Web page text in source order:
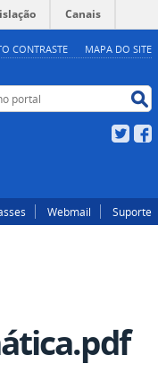
CONTRASTE MAPA DO SITE
Canais
Twitter
Webmail Suporte